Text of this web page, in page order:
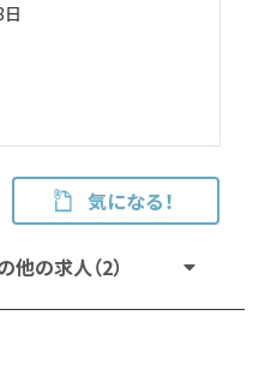
気になる！
の求人（2）